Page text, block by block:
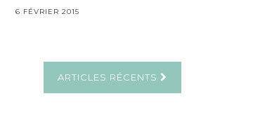
6 FÉVRIER 2015
ARTICLES RÉCENTS